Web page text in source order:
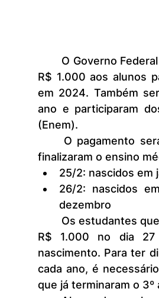
R$ 1.000 aos alunos
em 2024. Também
ano e participaram
(Enem).
finalizaram o ensino
25/2: nascidos em
26/2: nascidos
dezembro
R$ 1.000 no dia 27
nascimento. Para ter
cada ano, é
que já terminaram o 3º